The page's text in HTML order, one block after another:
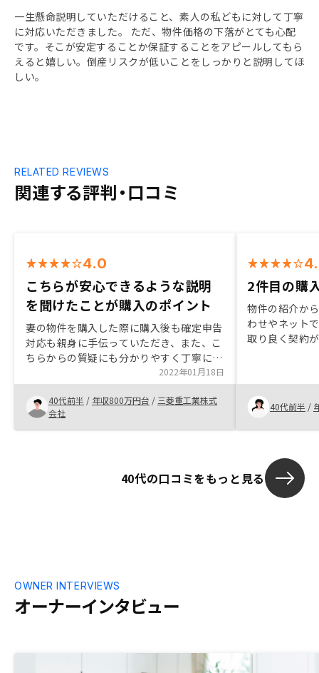
一生懸命説明していただけること、素人の私どもに対して丁寧
に対応いただきました。 ただ、物件価格の下落がとても心配
です。そこが安定することか保証することをアピールしてもら
えると嬉しい。倒産リスクが低いことをしっかりと説明してほ
しい。
関連する評判・口コミ
RELATED REVIEWS
4.0
こちらが安心できるような説明
を聞けたことが購入のポイント
妻の物件を購入した際に購入後も確定申告
対応も親身に手伝っていただき、また、こ
ちらからの質疑にも分かりやすく丁寧にご
説明いただいたので、安心して購入しまし
た。他社との比較もしましたが、具体的で
客観的な説明資料で、こちらが安心できる
ような説明を聞けたことが購入のポイント
でした。
2022年01月18日
40代前半 / 年収800万円台 / 三菱重工業株式
会社
2件目の購
物件の紹介か
わせやネット
取り良く契約
幅広く知識を
続きで戸惑っ
れました。
40代前半 /
40代の口コミをもっと見る
オーナーインタビュー
OWNER INTERVIEWS